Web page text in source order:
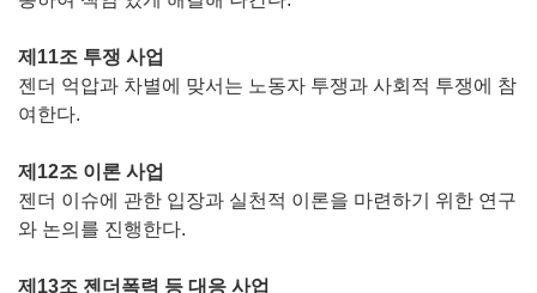
제11조 투쟁 사업
젠더 억압과 차별에 맞서는 노동자 투쟁과 사회적 투쟁에 참
여한다.
제12조 이론 사업
젠더 이슈에 관한 입장과 실천적 이론을 마련하기 위한 연구
와 논의를 진행한다.
제13조 젠더폭력 등 대응 사업